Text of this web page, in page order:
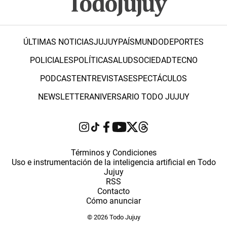
ÚLTIMAS NOTICIASJUJUYPAÍSMUNDODEPORTES
POLICIALESPOLÍTICASALUDSOCIEDADTECNO
PODCASTENTREVISTASESPECTÁCULOS
NEWSLETTERANIVERSARIO TODO JUJUY
Términos y Condiciones
Uso e instrumentación de la inteligencia artificial en Todo
Jujuy
RSS
Contacto
Cómo anunciar
© 2026 Todo Jujuy